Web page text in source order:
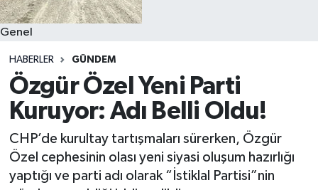
Genel
HABERLER GÜNDEM
Özgür Özel Yeni Parti
Kuruyor: Adı Belli Oldu!
CHP’de kurultay tartışmaları sürerken, Özgür
Özel cephesinin olası yeni siyasi oluşum hazırlığı
yaptığı ve parti adı olarak “İstiklal Partisi”nin